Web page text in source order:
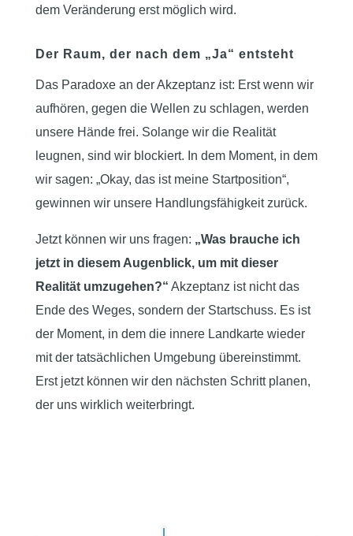
dem Veränderung erst möglich wird.
Der Raum, der nach dem „Ja“ entsteht
Das Paradoxe an der Akzeptanz ist: Erst wenn wir
aufhören, gegen die Wellen zu schlagen, werden
unsere Hände frei. Solange wir die Realität
leugnen, sind wir blockiert. In dem Moment, in dem
wir sagen: „Okay, das ist meine Startposition“,
gewinnen wir unsere Handlungsfähigkeit zurück.
Jetzt können wir uns fragen: „Was brauche ich
jetzt in diesem Augenblick, um mit dieser
Realität umzugehen?“ Akzeptanz ist nicht das
Ende des Weges, sondern der Startschuss. Es ist
der Moment, in dem die innere Landkarte wieder
mit der tatsächlichen Umgebung übereinstimmt.
Erst jetzt können wir den nächsten Schritt planen,
der uns wirklich weiterbringt.